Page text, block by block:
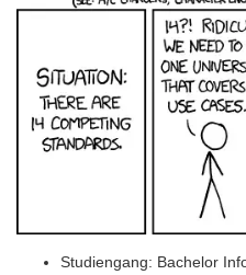
Studiengang: Bachelor